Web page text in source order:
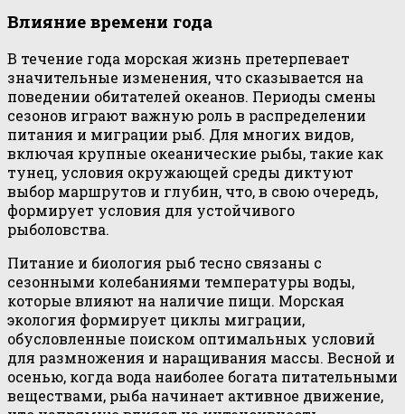
Влияние времени года
В течение года морская жизнь претерпевает
значительные изменения, что сказывается на
поведении обитателей океанов. Периоды смены
сезонов играют важную роль в распределении
питания и миграции рыб. Для многих видов,
включая крупные океанические рыбы, такие как
тунец, условия окружающей среды диктуют
выбор маршрутов и глубин, что, в свою очередь,
формирует условия для устойчивого
рыболовства.
Питание и биология рыб тесно связаны с
сезонными колебаниями температуры воды,
которые влияют на наличие пищи. Морская
экология формирует циклы миграции,
обусловленные поиском оптимальных условий
для размножения и наращивания массы. Весной и
осенью, когда вода наиболее богата питательными
веществами, рыба начинает активное движение,